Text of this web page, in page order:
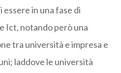
essere in una fase di
Ict, notando però una
tra università e impresa e
laddove le università